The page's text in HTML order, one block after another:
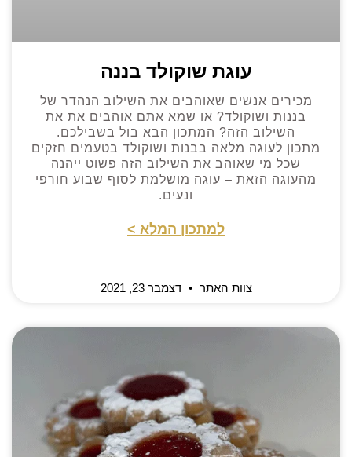
עוגת שוקולד בננה
מכירים אנשים שאוהבים את השילוב הנהדר של
בננות ושוקולד? או שמא אתם אוהבים את את
השילוב הזה? המתכון הבא בול בשבילכם.
מתכון לעוגה מלאה בבנות ושוקולד בטעמים חזקים
שכל מי שאוהב את השילוב הזה פשוט ייהנה
מהעוגה הזאת – עוגה מושלמת לסוף שבוע חורפי
ונעים.
למתכון המלא >
צוות האתר דצמבר 23, 2021